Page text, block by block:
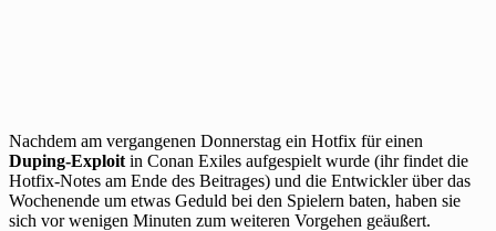
Nachdem am vergangenen Donnerstag ein Hotfix für einen
Duping-Exploit in Conan Exiles aufgespielt wurde (ihr findet die
Hotfix-Notes am Ende des Beitrages) und die Entwickler über das
Wochenende um etwas Geduld bei den Spielern baten, haben sie
sich vor wenigen Minuten zum weiteren Vorgehen geäußert.